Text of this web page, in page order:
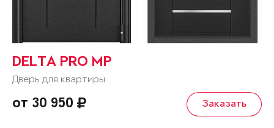
DELTA PRO MP
Дверь для квартиры
от 30 950 Заказать